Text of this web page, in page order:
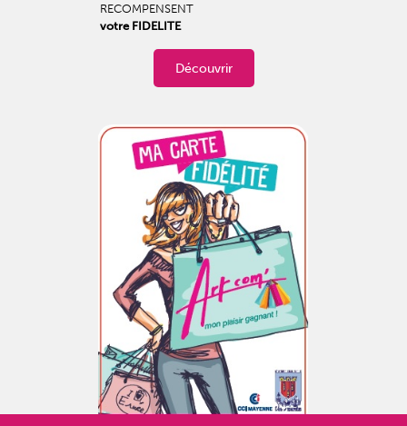
RECOMPENSENT
votre FIDELITE
Découvrir